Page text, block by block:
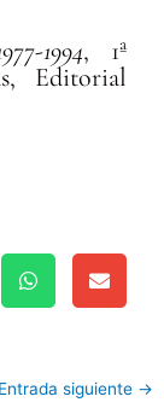
1994, 1ª
Editorial
Entrada siguiente →